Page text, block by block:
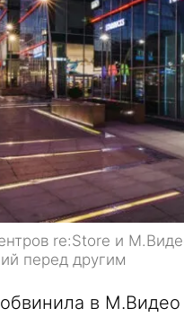
re:Store и
перед другим
в М.Видео